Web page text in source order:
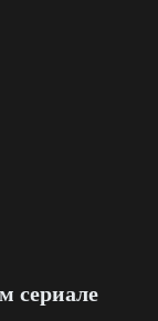
сериале